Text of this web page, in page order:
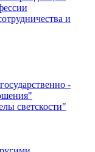
и
-
светскости"